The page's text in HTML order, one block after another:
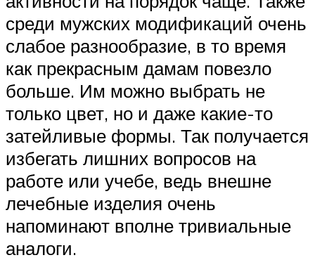
среди мужских модификаций очень
слабое разнообразие, в то время
как прекрасным дамам повезло
больше. Им можно выбрать не
только цвет, но и даже какие-то
затейливые формы. Так получается
избегать лишних вопросов на
работе или учебе, ведь внешне
лечебные изделия очень
напоминают вполне тривиальные
аналоги.